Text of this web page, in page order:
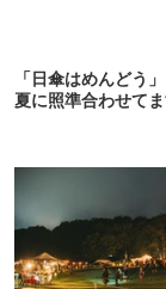
「日傘はめんどう
夏に照準合わせて